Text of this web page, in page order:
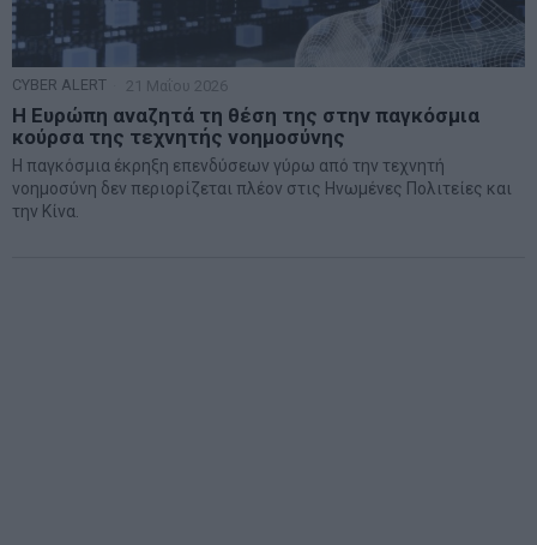
CYBER ALERT 21 Μαΐου 2026
Η Ευρώπη αναζητά τη θέση της στην παγκόσμια
κούρσα της τεχνητής νοημοσύνης
Η παγκόσμια έκρηξη επενδύσεων γύρω από την τεχνητή
νοημοσύνη δεν περιορίζεται πλέον στις Ηνωμένες Πολιτείες και
την Κίνα.